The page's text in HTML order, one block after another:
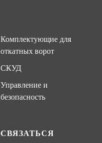
Комплектующие для
откатных ворот
СКУД
Управление и
безопасность
СВЯЗАТЬСЯ